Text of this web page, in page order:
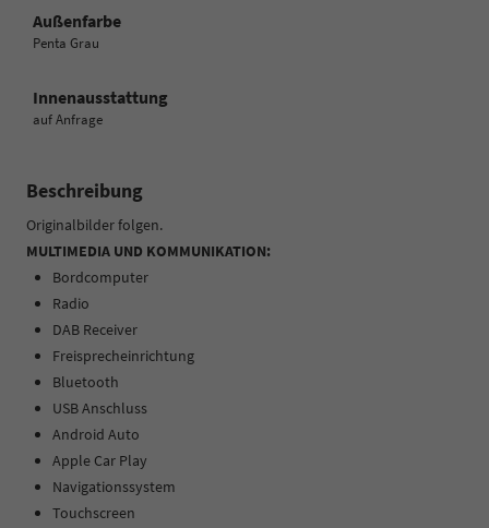
Außenfarbe
Penta Grau
Innenausstattung
auf Anfrage
Beschreibung
Originalbilder folgen.
MULTIMEDIA UND KOMMUNIKATION:
Bordcomputer
Radio
DAB Receiver
Freisprecheinrichtung
Bluetooth
USB Anschluss
Android Auto
Apple Car Play
Navigationssystem
Touchscreen